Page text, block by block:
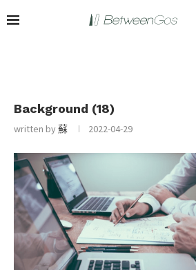
Background (18)
written by蘇 2022-04-29